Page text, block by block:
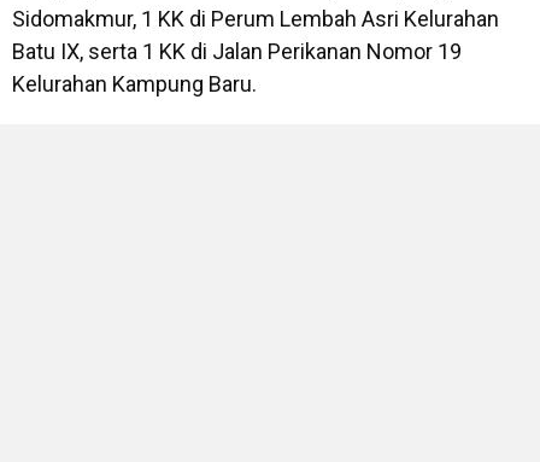
Sidomakmur, 1 KK di Perum Lembah Asri Kelurahan
Batu IX, serta 1 KK di Jalan Perikanan Nomor 19
Kelurahan Kampung Baru.